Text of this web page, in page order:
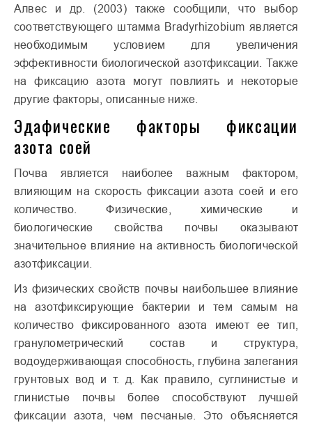
Алвес и др. (2003) также сообщили, что выбор
соответствующего штамма Bradyrhizobium является
необходимым условием для увеличения
эффективности биологической азотфиксации. Также
на фиксацию азота могут повлиять и некоторые
другие факторы, описанные ниже.
Эдафические факторы фиксации
азота соей
Почва является наиболее важным фактором,
влияющим на скорость фиксации азота соей и его
количество. Физические, химические и
биологические свойства почвы оказывают
значительное влияние на активность биологической
азотфиксации.
Из физических свойств почвы наибольшее влияние
на азотфиксирующие бактерии и тем самым на
количество фиксированного азота имеют ее тип,
гранулометрический состав и структура,
водоудерживающая способность, глубина залегания
грунтовых вод и т. д. Как правило, суглинистые и
глинистые почвы более способствуют лучшей
фиксации азота, чем песчаные. Это объясняется